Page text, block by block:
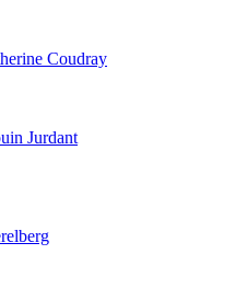
Coudray
Jurdant